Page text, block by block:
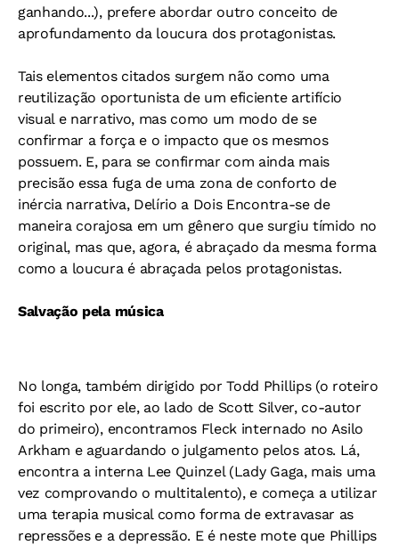
ganhando...), prefere abordar outro conceito de
aprofundamento da loucura dos protagonistas.
Tais elementos citados surgem não como uma
reutilização oportunista de um eficiente artifício
visual e narrativo, mas como um modo de se
confirmar a força e o impacto que os mesmos
possuem. E, para se confirmar com ainda mais
precisão essa fuga de uma zona de conforto de
inércia narrativa, Delírio a Dois Encontra-se de
maneira corajosa em um gênero que surgiu tímido no
original, mas que, agora, é abraçado da mesma forma
como a loucura é abraçada pelos protagonistas.
Salvação pela música
No longa, também dirigido por Todd Phillips (o roteiro
foi escrito por ele, ao lado de Scott Silver, co-autor
do primeiro), encontramos Fleck internado no Asilo
Arkham e aguardando o julgamento pelos atos. Lá,
encontra a interna Lee Quinzel (Lady Gaga, mais uma
vez comprovando o multitalento), e começa a utilizar
uma terapia musical como forma de extravasar as
repressões e a depressão. E é neste mote que Phillips